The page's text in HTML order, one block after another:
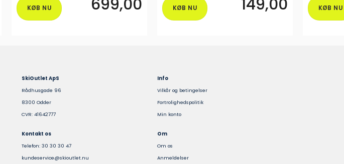
vælges
varesiden
KØB NU
vælges
varesiden
699,00 KØB NU 149,00 KØB NU
SkiOutlet ApS
Rådhusgade 96
8300 Odder
CVR: 41642777
Kontakt os
Telefon: 30 30 30 47
kundeservice@skioutlet.nu
Info
Vilkår og betingelser
Fortrolighedspolitik
Min konto
Om
Om os
Anmeldelser